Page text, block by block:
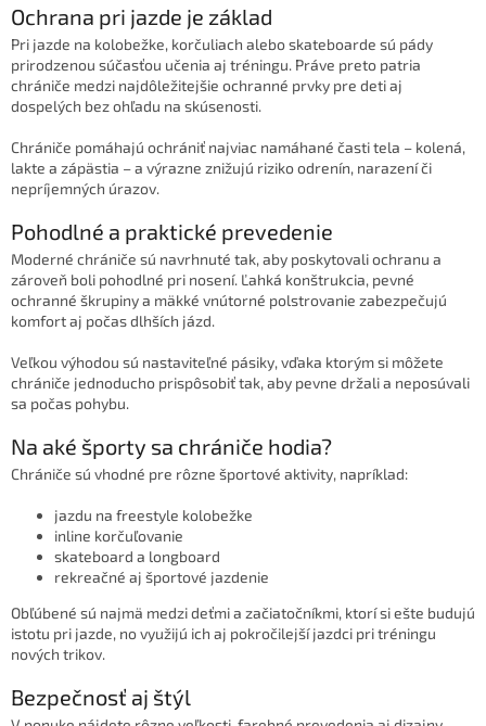
a
i
e
p
r
k
y
p
i
s
u
v
a
n
i
e
Ochrana pri jazde je základ
Pri jazde na kolobežke, korčuliach alebo skateboarde sú pády
prirodzenou súčasťou učenia aj tréningu. Práve preto patria
chrániče medzi najdôležitejšie ochranné prvky pre deti aj
dospelých bez ohľadu na skúsenosti.
Chrániče pomáhajú ochrániť najviac namáhané časti tela – kolená,
lakte a zápästia – a výrazne znižujú riziko odrenín, narazení či
nepríjemných úrazov.
Pohodlné a praktické prevedenie
Moderné chrániče sú navrhnuté tak, aby poskytovali ochranu a
zároveň boli pohodlné pri nosení. Ľahká konštrukcia, pevné
ochranné škrupiny a mäkké vnútorné polstrovanie zabezpečujú
komfort aj počas dlhších jázd.
Veľkou výhodou sú nastaviteľné pásiky, vďaka ktorým si môžete
chrániče jednoducho prispôsobiť tak, aby pevne držali a neposúvali
sa počas pohybu.
Na aké športy sa chrániče hodia?
Chrániče sú vhodné pre rôzne športové aktivity, napríklad:
jazdu na freestyle kolobežke
inline korčuľovanie
skateboard a longboard
rekreačné aj športové jazdenie
Obľúbené sú najmä medzi deťmi a začiatočníkmi, ktorí si ešte budujú
istotu pri jazde, no využijú ich aj pokročilejší jazdci pri tréningu
nových trikov.
Bezpečnosť aj štýl